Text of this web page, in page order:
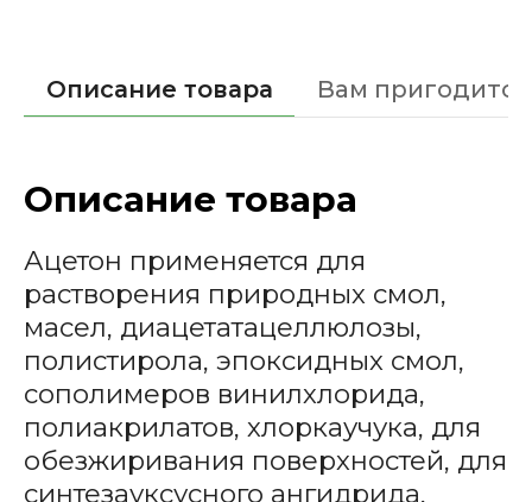
Описание товара Вам пригодится
Описание товара
Ацетон применяется для
растворения природных смол,
масел, диацетатацеллюлозы,
полистирола, эпоксидных смол,
сополимеров винилхлорида,
полиакрилатов, хлоркаучука, для
обезжиривания поверхностей, для
синтезауксусного ангидрида,